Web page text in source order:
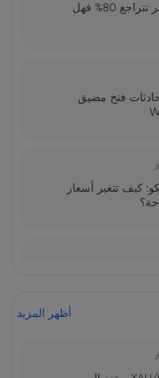
نتائج سابك 2026: الخسائر تتراجع 80% فهل
فتح مضيق
كيف تتغير أسعار
أظهر المزيد